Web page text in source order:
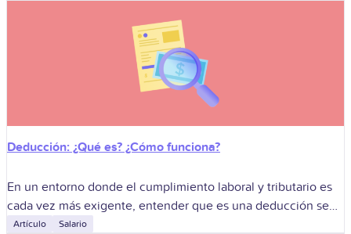
Deducción: ¿Qué es? ¿Cómo funciona?
En un entorno donde el cumplimiento laboral y tributario es
cada vez más exigente, entender que es una deducción se
ha vuelto fundamental para las empresas peruanas. No se
Artículo Salario